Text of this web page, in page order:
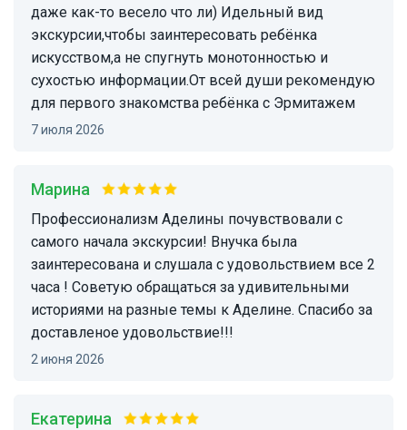
даже как-то весело что ли) Идельный вид
экскурсии,чтобы заинтересовать ребёнка
искусством,а не спугнуть монотонностью и
сухостью информации.От всей души рекомендую
для первого знакомства ребёнка с Эрмитажем
7 июля 2026
Марина
профессионализм Аделины почувствовали с
самого начала экскурсии! Внучка была
заинтересована и слушала с удовольствием все 2
часа ! Советую обращаться за удивительными
историями на разные темы к Аделине. Спасибо за
доставленое удовольствие!!!
2 июня 2026
Екатерина